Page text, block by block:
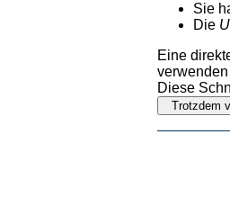
Sie
Die
Eine
Diese